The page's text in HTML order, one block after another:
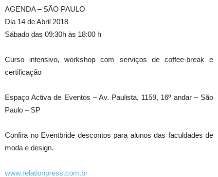
AGENDA – SÃO PAULO
Dia 14 de Abril 2018
Sábado das 09:30h às 18:00 h
Curso intensivo, workshop com serviços de coffee-break e
certificação
Espaço Activa de Eventos – Av. Paulista, 1159, 16º andar – São
Paulo – SP
Confira no Eventbride descontos para alunos das faculdades de
moda e design.
www.relationpress.com.br